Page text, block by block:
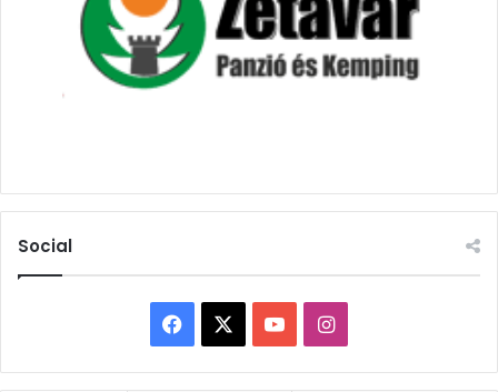
Social
Facebook YouTubeInstagram